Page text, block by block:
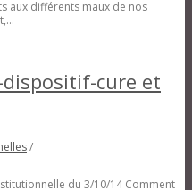
aux différents maux de nos
cure et
/
du 3/10/14 Comment